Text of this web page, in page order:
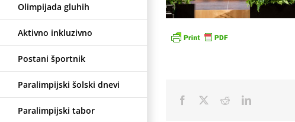
Olimpijada gluhih
Aktivno inkluzivno
Postani športnik
Paralimpijski šolski dnevi
Paralimpijski tabor
Facebook RedditLinkedIn